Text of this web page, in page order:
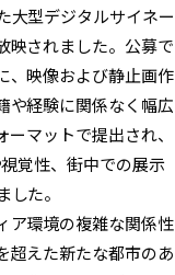
大型デジタルサイネー
映されました。公募で
、映像および静止画作
や経験に関係なく幅広
マットで提出され、
覚性、街中での展示
た。
ア環境の複雑な関係性
超えた新たな都市のあ